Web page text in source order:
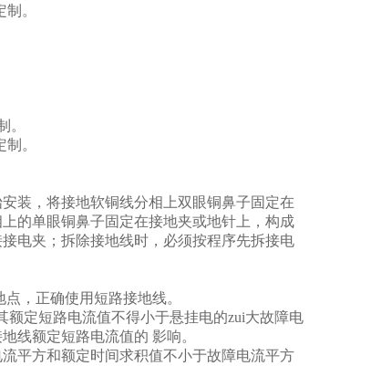
制。
。
制。
装，将接地软铜线分相上双眼铜鼻子固定在
的单眼铜鼻子固定在接地夹或地针上，构成
电夹；拆除接地线时，必须按程序先拆接电
，正确使用短路接地线。
定短路电流值不得小于悬挂电的zui大故障电
线额定短路电流值的 影响。
平方和额定时间求积值不小于故障电流平方